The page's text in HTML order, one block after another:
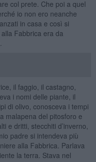
col prete. Che poi a quel
io non ero neanche
in casa e così si
Fabbrica era da
il faggio, il castagno,
i nomi delle piante, il
di olivo, conosceva i tempi
malapena del pitosforo e
e dritti, stecchiti d’inverno,
padre si intendeva più
alla Fabbrica. Parlava
la terra. Stava nel